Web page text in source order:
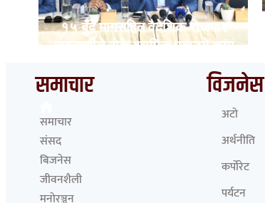
१५ बुँदे मागसहित वैदेशिक रोजगार
व्यवसायीले रोके श्रमिक पठाउने काम
समाचार
समाचार
संसद
बिजनेस
जीवनशैली
मनोरञ्जन
विजनेस
अटो
अर्थनीति
कर्पोरेट
पर्यटन